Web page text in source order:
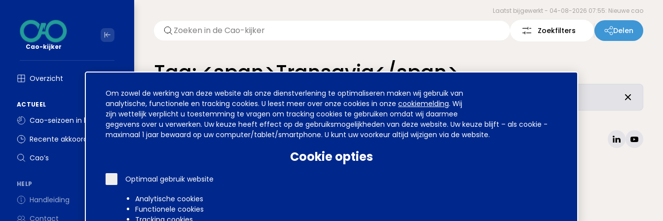
Cookie
melding
Om zowel de werking van deze website als onze dienstverlening te optimaliseren maken wij gebruik van
analytische, functionele en tracking cookies. U leest meer over onze cookies in onze cookiemelding. Wij
zijn wettelijk verplicht u toestemming te vragen om tracking cookies te gebruiken omdat wij daarmee
gegevens over u verwerken. Uw keuze heeft effect op de gebruiksmogelijkheden van deze website. Uw keuze blijft – als cookie -
maximaal 1 jaar bewaard op uw computer/tablet/smartphone. U kunt uw voorkeur altijd wijzigen via de website.
Cookie opties
Optimaal gebruik website
Analytische cookies
Functionele cookies
Cao-kijker
Overzicht
ACTUEEL
Cao-seizoen in beeld
Recente akkoorden
Cao’s
HELP
Handleiding
Contact
Laatst bijgewerkt - 04-08-2026 07:55: Nieuwe cao
Zoekfilters Delen
Tag: <span>Transavia</span>
Welkom op vernieuwde pagina van de Cao-kijker. De vormgeving is nieuw, maar de vertrouwde inhoud is ongewijzigd.
Disclaimer VoorwaardenPrivacyTel 070 850 86 00Mail werkgeverslijn@awvn.nlWebsitewww.awvn.nl